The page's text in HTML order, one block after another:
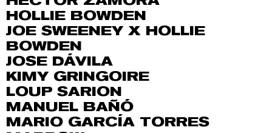
HOLLIE BOWDEN
JOE SWEENEY X HOLLIE
BOWDEN
JOSE DÁVILA
KIMY GRINGOIRE
LOUP SARION
MANUEL BAÑÓ
MARIO GARCÍA TORRES